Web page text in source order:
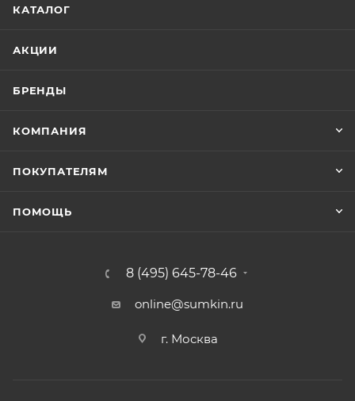
КАТАЛОГ
АКЦИИ
БРЕНДЫ
КОМПАНИЯ
ПОКУПАТЕЛЯМ
ПОМОЩЬ
8 (495) 645-78-46
online@sumkin.ru
г. Москва